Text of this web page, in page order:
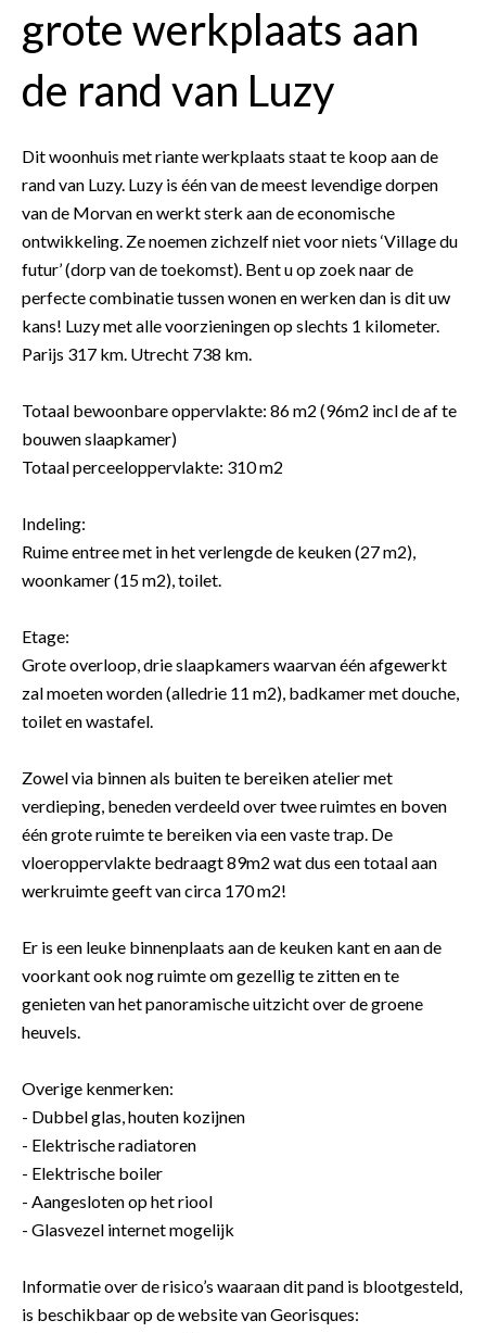
grote werkplaats aan
de rand van Luzy
Dit woonhuis met riante werkplaats staat te koop aan de
rand van Luzy. Luzy is één van de meest levendige dorpen
van de Morvan en werkt sterk aan de economische
ontwikkeling. Ze noemen zichzelf niet voor niets ‘Village du
futur’ (dorp van de toekomst). Bent u op zoek naar de
perfecte combinatie tussen wonen en werken dan is dit uw
kans! Luzy met alle voorzieningen op slechts 1 kilometer.
Parijs 317 km. Utrecht 738 km.
Totaal bewoonbare oppervlakte: 86 m2 (96m2 incl de af te
bouwen slaapkamer)
Totaal perceeloppervlakte: 310 m2
Indeling:
Ruime entree met in het verlengde de keuken (27 m2),
woonkamer (15 m2), toilet.
Etage:
Grote overloop, drie slaapkamers waarvan één afgewerkt
zal moeten worden (alledrie 11 m2), badkamer met douche,
toilet en wastafel.
Zowel via binnen als buiten te bereiken atelier met
verdieping, beneden verdeeld over twee ruimtes en boven
één grote ruimte te bereiken via een vaste trap. De
vloeroppervlakte bedraagt 89m2 wat dus een totaal aan
werkruimte geeft van circa 170 m2!
Er is een leuke binnenplaats aan de keuken kant en aan de
voorkant ook nog ruimte om gezellig te zitten en te
genieten van het panoramische uitzicht over de groene
heuvels.
Overige kenmerken:
- Dubbel glas, houten kozijnen
- Elektrische radiatoren
- Elektrische boiler
- Aangesloten op het riool
- Glasvezel internet mogelijk
Informatie over de risico’s waaraan dit pand is blootgesteld,
is beschikbaar op de website van Georisques: